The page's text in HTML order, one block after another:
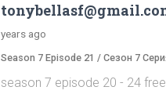
years ago
Season 7 Episode 21 / Сезон 7
season 7 episode 20 - 24